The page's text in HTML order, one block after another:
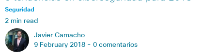
Seguridad
2 min read
Javier Camacho
9 February 2018 - 0 comentarios